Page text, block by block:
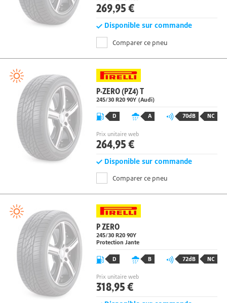
Prix unitaire web
269,95 €
Disponible sur commande
P-ZERO (PZ4) T
D A 70dB NC
Prix unitaire web
264,95 €
Disponible sur commande
P ZERO
245/30 R20 90Y
D B 72dB NC
Prix unitaire web
318,95 €